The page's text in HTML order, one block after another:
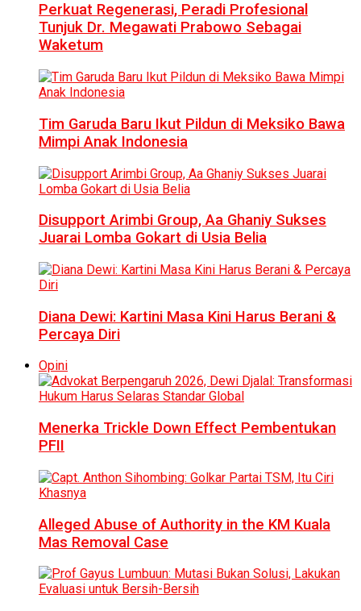
Perkuat Regenerasi, Peradi Profesional
Tunjuk Dr. Megawati Prabowo Sebagai
Waketum
Tim Garuda Baru Ikut Pildun di Meksiko Bawa
Mimpi Anak Indonesia
Disupport Arimbi Group, Aa Ghaniy Sukses
Juarai Lomba Gokart di Usia Belia
Diana Dewi: Kartini Masa Kini Harus Berani &
Percaya Diri
Opini
Menerka Trickle Down Effect Pembentukan
PFII
Alleged Abuse of Authority in the KM Kuala
Mas Removal Case